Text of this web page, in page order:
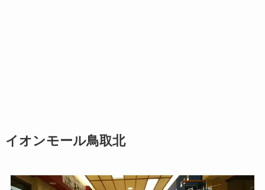
イオンモール鳥取北